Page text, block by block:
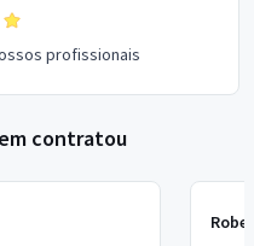
profissionais
contratou